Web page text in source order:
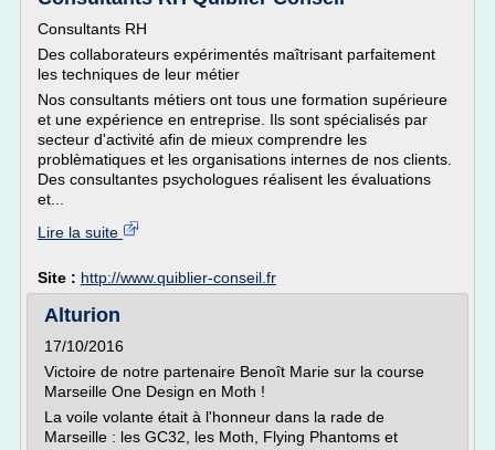
Consultants RH
Des collaborateurs expérimentés maîtrisant parfaitement
les techniques de leur métier
Nos consultants métiers ont tous une formation supérieure
et une expérience en entreprise. Ils sont spécialisés par
secteur d'activité afin de mieux comprendre les
problèmatiques et les organisations internes de nos clients.
Des consultantes psychologues réalisent les évaluations
et...
Lire la suite
Site : http://www.quiblier-conseil.fr
Alturion
17/10/2016
Victoire de notre partenaire Benoît Marie sur la course
Marseille One Design en Moth !
La voile volante était à l'honneur dans la rade de
Marseille : les GC32, les Moth, Flying Phantoms et